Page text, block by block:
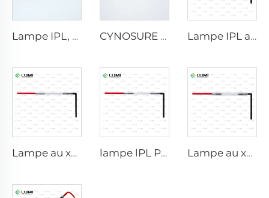
Lampe IPL, modèle 9-45-100 Fil CYNOSURE E LITE + Lampe IPL au xénon P1421 – 7×45×90 mm
Lampe au xénon IPL P1621 – 7×50×105 mm lampe lPL P1671 - 7×50×110 mm Lampe au xénon IPL P1491 – 9×45×95 mm